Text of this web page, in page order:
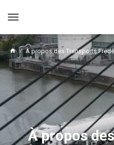
le
menuÀ propos des Transports
À propos